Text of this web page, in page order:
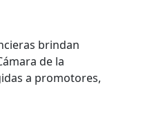
brindan
de la
a promotores,